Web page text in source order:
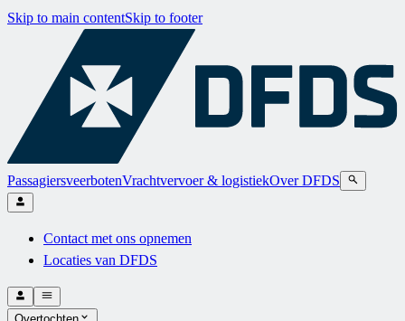
Skip to main contentSkip to footer
PassagiersveerbotenVrachtvervoer & logistiekOver DFDS
Contact met ons opnemen
Locaties van DFDS